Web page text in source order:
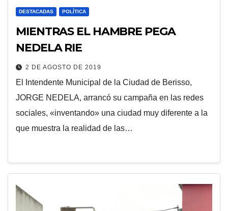
DESTACADAS POLÍTICA
MIENTRAS EL HAMBRE PEGA
NEDELA RIE
2 DE AGOSTO DE 2019
El Intendente Municipal de la Ciudad de Berisso,
JORGE NEDELA, arrancó su campaña en las redes
sociales, «inventando» una ciudad muy diferente a la
que muestra la realidad de las…